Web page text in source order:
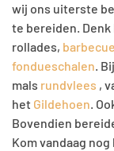
wij ons uiterste
te bereiden.
rollades,
fondueschalen.
mals rundvlees ,
het Gildehoen.
Bovendien
Kom vandaag